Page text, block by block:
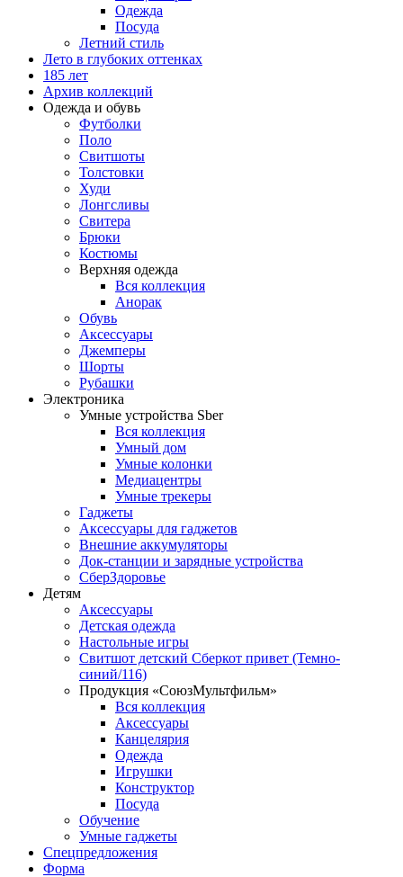
Одежда
Посуда
Летний стиль
Лето в глубоких оттенках
185 лет
Архив коллекций
Одежда и обувь
Футболки
Поло
Свитшоты
Толстовки
Худи
Лонгсливы
Свитера
Брюки
Костюмы
Верхняя одежда
Вся коллекция
Анорак
Обувь
Аксессуары
Джемперы
Шорты
Рубашки
Электроника
Умные устройства Sber
Вся коллекция
Умный дом
Умные колонки
Медиацентры
Умные трекеры
Гаджеты
Аксессуары для гаджетов
Внешние аккумуляторы
Док-станции и зарядные устройства
СберЗдоровье
Детям
Аксессуары
Детская одежда
Настольные игры
Свитшот детский Сберкот привет (Темно-
синий/116)
Продукция «СоюзМультфильм»
Вся коллекция
Аксессуары
Канцелярия
Одежда
Игрушки
Конструктор
Посуда
Обучение
Умные гаджеты
Спецпредложения
Форма